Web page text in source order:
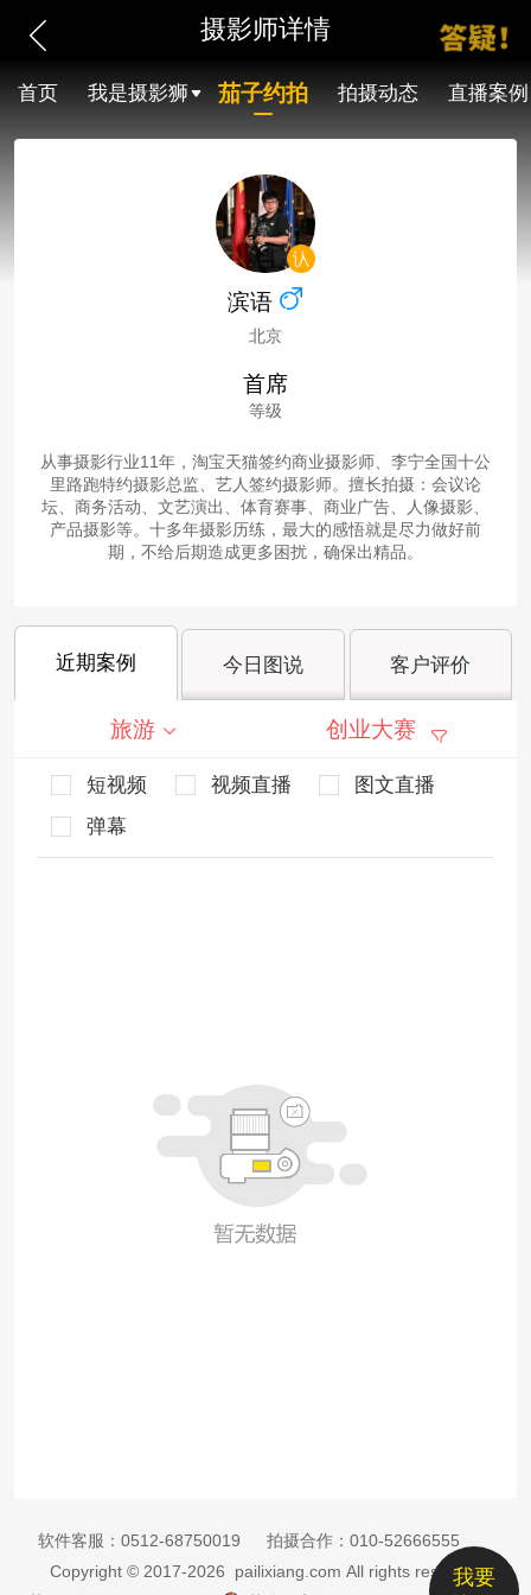
摄影师详情
首页 我是摄影狮 茄子约拍 拍摄动态 直播案例
滨语
北京
首席
等级
从事摄影行业11年，淘宝天猫签约商业摄影师、李宁全国十公
里路跑特约摄影总监、艺人签约摄影师。擅长拍摄：会议论
坛、商务活动、文艺演出、体育赛事、商业广告、人像摄影、
产品摄影等。十多年摄影历练，最大的感悟就是尽力做好前
期，不给后期造成更多困扰，确保出精品。
近期案例 今日图说 客户评价
旅游 创业大赛
短视频 视频直播
图文直播
弹幕
我要
软件客服： 0512-68750019 拍摄合作： 010-52666555
Copyright © 2017-2026 pailixiang.com All rights reserved